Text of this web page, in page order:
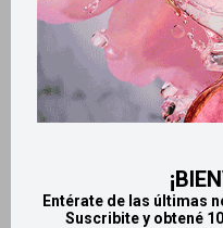
Entérate de las últimas
Suscribite y obtené
LlegaHOY
Llega en2 HS
Tapabocas x3
$ 20